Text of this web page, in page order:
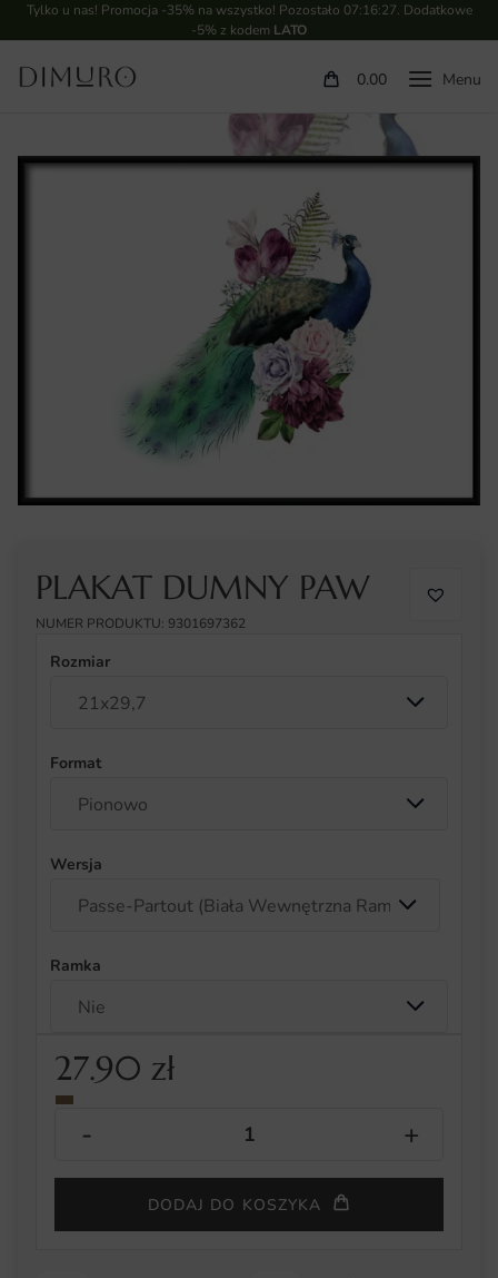
Tylko u nas! Promocja -35% na wszystko! Pozostało 07:16:26. Dodatkowe
-5% z kodem LATO
0.00
PLAKAT DUMNY PAW
NUMER PRODUKTU: 9301697362
Rozmiar
Format
Wersja
Ramka
27.90 zł
DODAJ DO KOSZYKA